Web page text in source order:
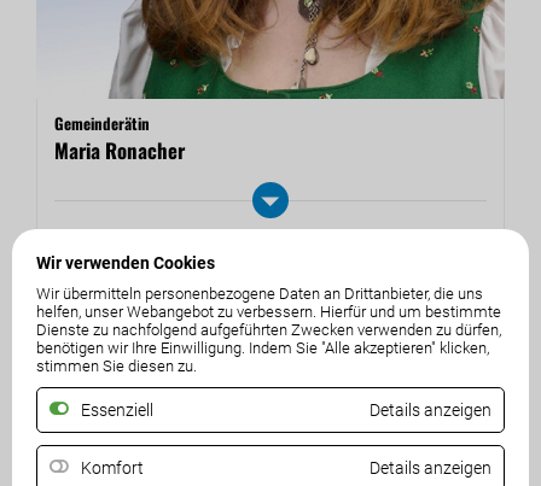
Wir verwenden Cookies
Wir übermitteln personenbezogene Daten an Drittanbieter, die uns
helfen, unser Webangebot zu verbessern. Hierfür und um bestimmte
Dienste zu nachfolgend aufgeführten Zwecken verwenden zu dürfen,
benötigen wir Ihre Einwilligung. Indem Sie "Alle akzeptieren" klicken,
stimmen Sie diesen zu.
Essenziell Details anzeigen
Komfort Details anzeigen
Gemeinderätin
Maria Ronacher